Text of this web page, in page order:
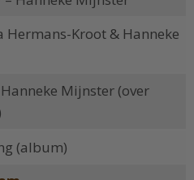
Hermans-Kroot & Hanneke
Mijnster (over
(album)